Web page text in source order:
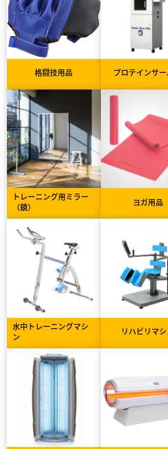
格闘技用品 プロテインサ
トレーニング用ミラー
（鏡）
ヨガ用品
水中トレーニングマシ
ン
リハビリマシ